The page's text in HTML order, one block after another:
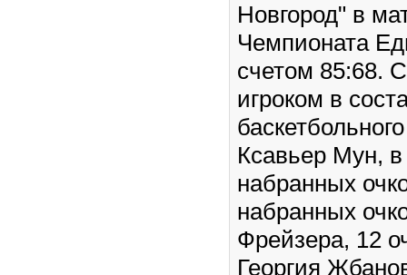
Новгород" в
Чемпионата
счетом 85:68.
игроком в
Ксавьер Мун, в
набранных
набранных
Фрейзера, 12
Георгия